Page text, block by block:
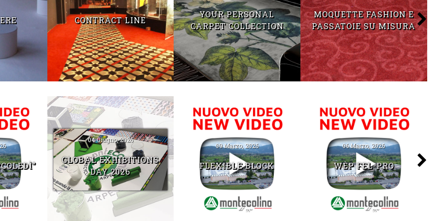
CONTRACT LINE
YOUR PERSONAL
CARPET COLLECTION
MOQUETTE FASHION E
PASSATOIE SU MISURA
04 Giugno, 2026
GLOBAL EXHIBITIONS
DAY 2026
09 Marzo, 2026
FLEXIBLE BLOCK
06 Marzo, 2026
WÈP FEL-PRO